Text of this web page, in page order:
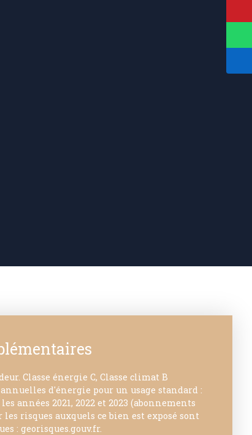
Classe énergie C, Classe climat B
d'énergie pour un usage standard :
années 2021, 2022 et 2023 (abonnements
risques auxquels ce bien est exposé sont
: georisques.gouv.fr.